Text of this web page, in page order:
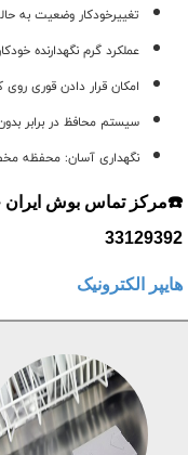
تغییرخودکار وضعیت به
عملکرد گرم نگهدارنده
امکان قرار دادن قوری
سيستم محافظ در برابر
نگهداری آسان: محفظه
33129392
هایپر الکترونیک